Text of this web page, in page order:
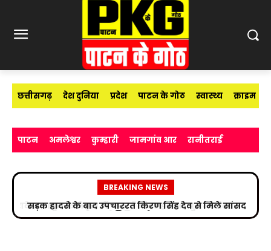
छत्तीसगढ़ देश दुनिया प्रदेश पाटन के गोठ स्वास्थ्य क्राइम
पाटन अमलेश्वर कुम्हारी जामगांव आर रानीतराई
BREAKING NEWS
सड़क हादसे के बाद उपचाररत किरण सिंह देव से मिले सांसद
विजय बघेल